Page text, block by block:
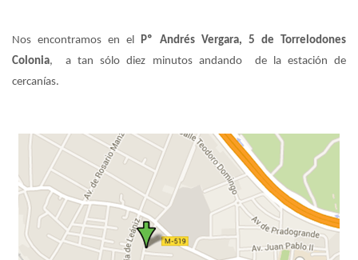
Nos encontramos en elPº Andrés Vergara, 5 de Torrelodones
Colonia, a tan sólo diez minutos andando de la estación de
cercanías.